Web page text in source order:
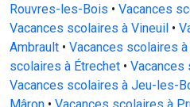
Rouvres-les-Bois • Vacances
Vacances scolaires à Vineuil •
Ambrault • Vacances scolaires
scolaires à Étrechet • Vacances
Vacances scolaires à Jeu-les-